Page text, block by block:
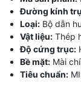
Đường kính
Loại:Bộ dẫn
Vật liệu:Thép
Độ cứng trục:
Bề mặt:Mài
Tiêu chuẩn: